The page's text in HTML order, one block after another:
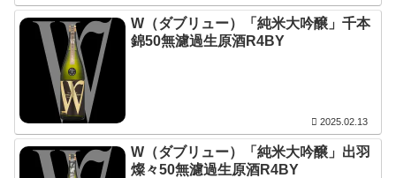
W（ダブリュー）「純米大吟醸」千本
錦50無濾過生原酒R4BY
2025.02.13
W（ダブリュー）「純米大吟醸」出羽
燦々50無濾過生原酒R4BY